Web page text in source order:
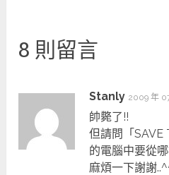
8 則留言
Stanly 2009 年
帥斃了!!
但請問「SAVE
的電腦中要從
麻煩一下謝謝